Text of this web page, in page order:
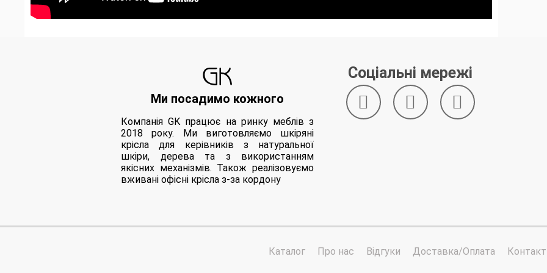
Ми посадимо кожного
Компанія GK працює на ринку меблів з
2018 року. Ми виготовляємо шкіряні
крісла для керівників з натуральної
шкіри, дерева та з використанням
якісних механізмів. Також реалізовуємо
вживані офісні крісла з-за кордону
Соціальні мережі
Каталог Про нас Відгуки Доставка/Оплата